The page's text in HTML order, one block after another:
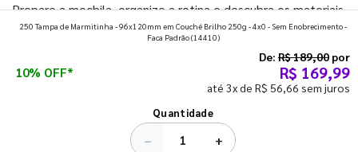
Prepare a mochila, organize a rotina e descubra os materiais
que fazem toda diferença para começar o segundo
250 Tampa de Marmitinha - 96x120mm em Couché Brilho 250g - 4x0 - Sem Enobrecimento -
Faca Padrão(14410)
10% OFF*
De: R$ 189,00 por
R$ 169,99
até 3x de R$ 56,66 sem juros
Quantidade
− +